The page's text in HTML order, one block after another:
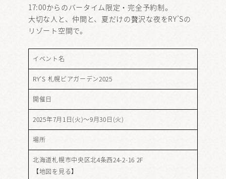
17:00からのバータイム限定・完全予約制。
大切な人と、仲間と、夏だけの贅沢な夜をRY’Sの
リゾート空間で。
イベント名
RY’S 札幌ビアガーデン2025
開催日
2025年7月1日(火)～9月30日(火)
場所
北海道札幌市中央区北4条西24-2-16 2F
【地図を見る】